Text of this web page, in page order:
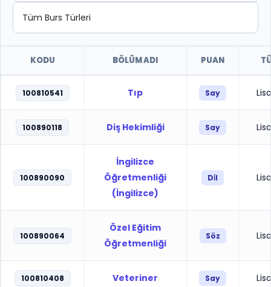
KODU BÖLÜM ADI PUAN
100810541 Tıp Say
100890118 Diş Hekimliği Say
100890090
İngilizce
Öğretmenliği
(İngilizce)
Di̇l
100890064
Özel Eğitim
Öğretmenliği
Söz
100810408 Veteriner Say